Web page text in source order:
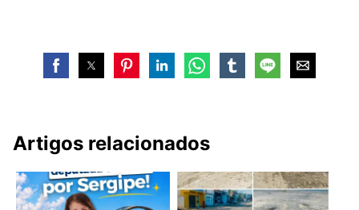
Artigos relacionados